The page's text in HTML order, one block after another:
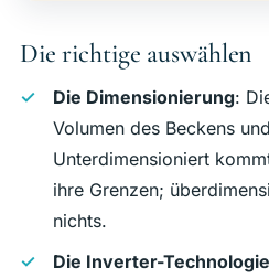
Die richtige auswählen
Die Dimensionierung:
Volumen des Beckens
Unterdimensioniert
ihre Grenzen;
nichts.
Die Inverter-Technologie